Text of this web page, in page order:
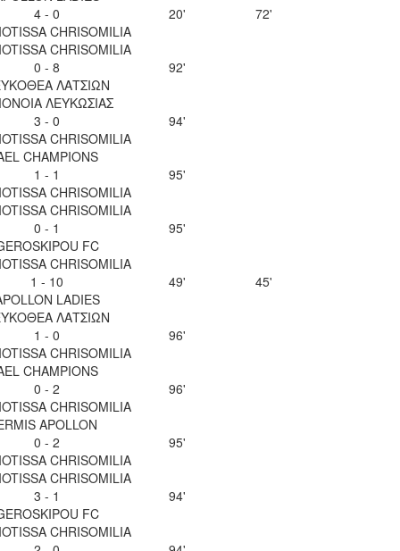
4 - 0
CHRISOMILIA
20'
72'
CHRISOMILIA
0 - 8
ΛΑΤΣΙΩΝ
92'
ΛΕΥΚΩΣΙΑΣ
3 - 0
CHRISOMILIA
94'
CHAMPIONS
1 - 1
CHRISOMILIA
95'
CHRISOMILIA
0 - 1
FC
95'
CHRISOMILIA
1 - 10
LADIES
49'
45'
ΛΑΤΣΙΩΝ
1 - 0
CHRISOMILIA
96'
CHAMPIONS
0 - 2
CHRISOMILIA
96'
APOLLON
0 - 2
CHRISOMILIA
95'
CHRISOMILIA
3 - 1
FC
94'
CHRISOMILIA